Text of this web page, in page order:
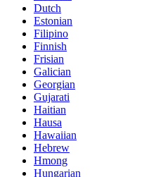
Dutch
Estonian
Filipino
Finnish
Frisian
Galician
Georgian
Gujarati
Haitian
Hausa
Hawaiian
Hebrew
Hmong
Hungarian